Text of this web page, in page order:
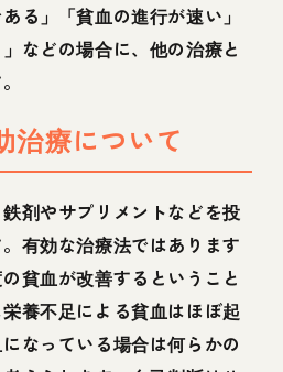
る」「貧血の進行が速い」
などの場合に、他の治療と
治療について
剤やサプリメントなどを投
有効な治療法ではあります
貧血が改善するということ
養不足による貧血はほぼ起
なっている場合は何らかの